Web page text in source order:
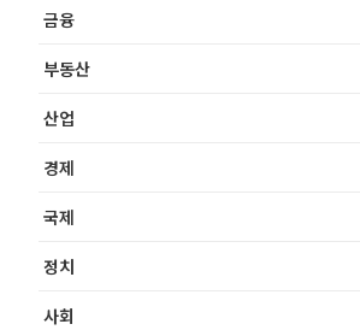
금융
부동산
산업
경제
국제
정치
사회